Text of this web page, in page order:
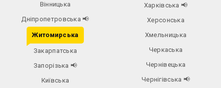
Вінницька
Дніпропетровська📢
Житомирська
Закарпатська
Запорізька 📢
Київська
Харківська 📢
Херсонська
Хмельницька
Черкаська
Чернівецька
Чернігівська 📢